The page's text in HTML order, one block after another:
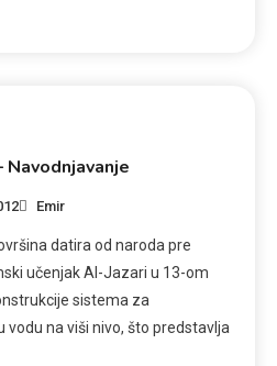
Emir
datira od naroda pre
učenjak Al-Jazari u 13-om
sistema za
vodu na viši nivo, što predstavlja